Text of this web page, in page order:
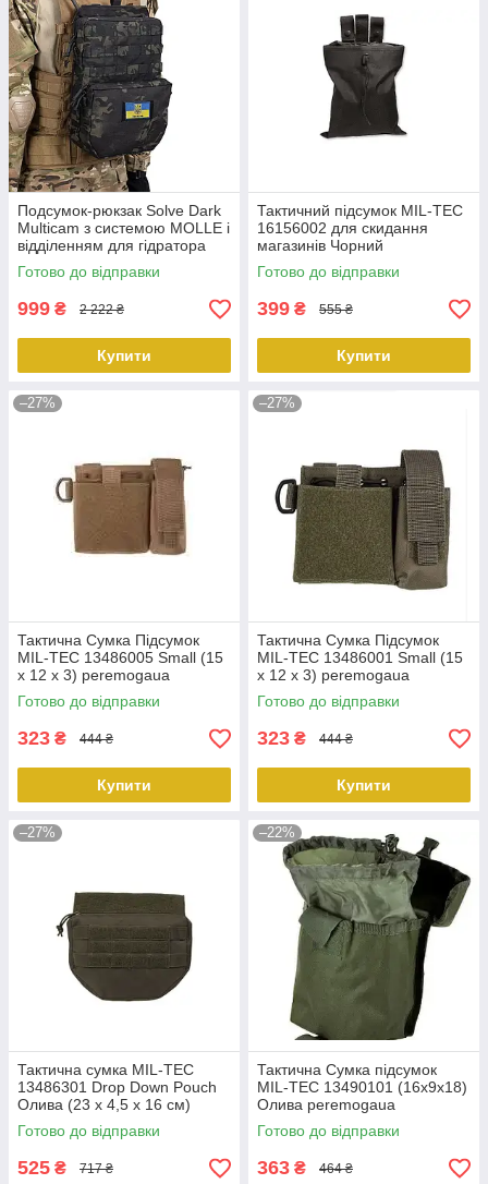
Подсумок-рюкзак Solve Dark
Multicam з системою MOLLE і
відділенням для гідратора
KT6005280 штурмова панель
peremoga ua
Готово до відправки
999 ₴ 2 222 ₴
Купити
Тактичний підсумок MIL-TEC
16156002 для скидання
магазинів Чорний
peremogaua
Готово до відправки
399 ₴ 555 ₴
Купити
–27%
Тактична Сумка Підсумок
MIL-TEC 13486005 Small (15
x 12 x 3) peremogaua
Готово до відправки
323 ₴ 444 ₴
Купити
–27%
Тактична Сумка Підсумок
MIL-TEC 13486001 Small (15
x 12 x 3) peremogaua
Готово до відправки
323 ₴ 444 ₴
Купити
–27%
Тактична сумка MIL-TEC
13486301 Drop Down Pouch
Олива (23 х 4,5 х 16 см)
peremogaua
Готово до відправки
525 ₴ 717 ₴
–22%
Тактична Сумка підсумок
MIL-TEC 13490101 (16x9x18)
Олива peremogaua
Готово до відправки
363 ₴ 464 ₴